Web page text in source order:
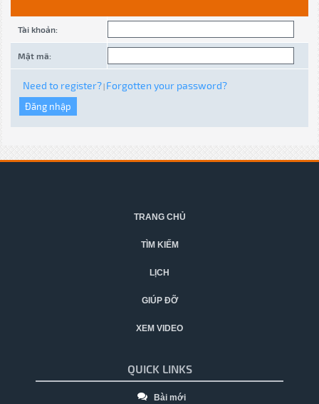
Tài khoản:
Mật mã:
Need to register? Forgotten your password?
TRANG CHỦ
TÌM KIẾM
LỊCH
GIÚP ĐỠ
XEM VIDEO
QUICK LINKS
Bài mới